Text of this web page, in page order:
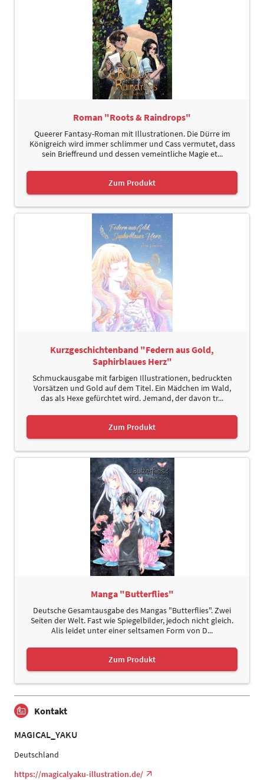
Roman "Roots & Raindrops"
Queerer Fantasy-Roman mit Illustrationen. Die Dürre im
Königreich wird immer schlimmer und Cass vermutet, dass
sein Brieffreund und dessen vemeintliche Magie et...
Zum Produkt
Kurzgeschichtenband "Federn aus Gold,
Saphirblaues Herz"
Schmuckausgabe mit farbigen Illustrationen, bedruckten
Vorsätzen und Gold auf dem Titel. Ein Mädchen im Wald,
das als Hexe gefürchtet wird. Jemand, der davon tr...
Zum Produkt
Manga "Butterflies"
Deutsche Gesamtausgabe des Mangas "Butterflies". Zwei
Seiten der Welt. Fast wie Spiegelbilder, jedoch nicht gleich.
Alis leidet unter einer seltsamen Form von D...
Zum Produkt
Kontakt
MAGICAL_YAKU
Deutschland
https://magicalyaku-illustration.de/